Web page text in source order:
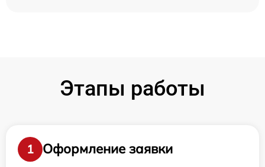
Этапы работы
1
Оформление заявки